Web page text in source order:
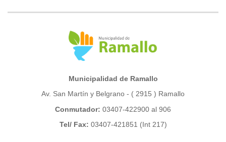
Municipalidad de Ramallo
Av. San Martín y Belgrano - ( 2915 ) Ramallo
Conmutador: 03407-422900 al 906
Tel/ Fax: 03407-421851 (Int 217)